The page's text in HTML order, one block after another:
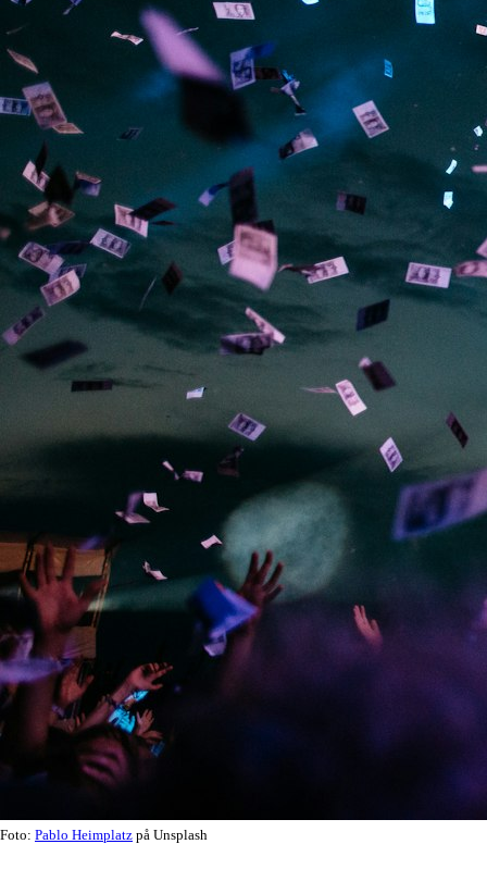
Foto: Pablo Heimplatz på Unsplash